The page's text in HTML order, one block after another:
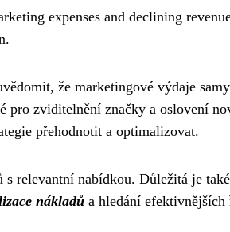
expenses and declining
že marketingové výdaje
pro zviditelnění značky a oslovení
přehodnotit a optimalizovat.
relevantní nabídkou. Důležitá je také
nákladů a hledání efektivnějších